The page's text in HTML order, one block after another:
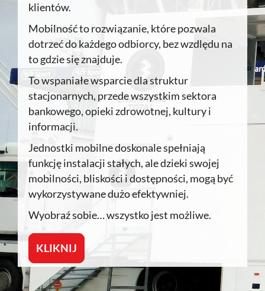
klientów.
Mobilność to rozwiązanie, które pozwala
dotrzeć do każdego odbiorcy, bez wzdlędu na
to gdzie się znajduje.
To wspaniałe wsparcie dla struktur
stacjonarnych, przede wszystkim sektora
bankowego, opieki zdrowotnej, kultury i
informacji.
Jednostki mobilne doskonale spełniają
funkcję instalacji stałych, ale dzieki swojej
mobilności, bliskości i dostępności, mogą być
wykorzystywane dużo efektywniej.
Wyobraź sobie… wszystko jest możliwe.
KLIKNIJ